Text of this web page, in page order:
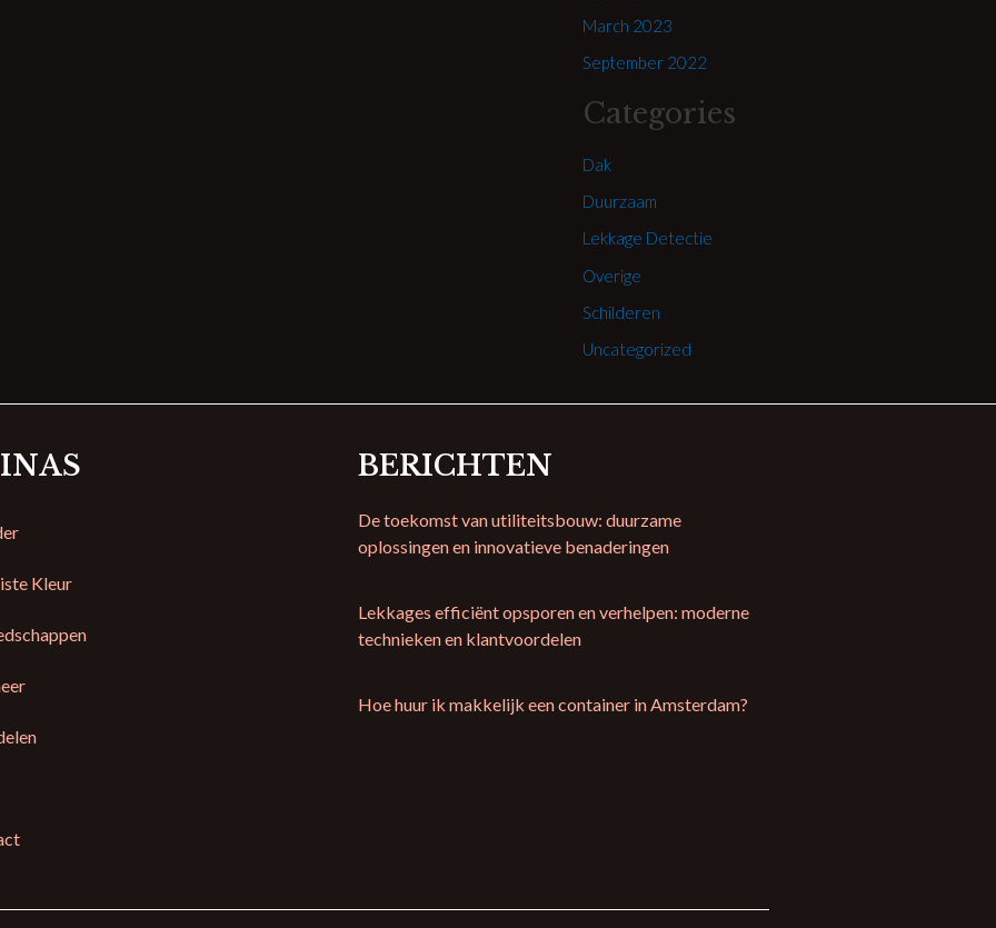
March 2023
September 2022
Categories
Dak
Duurzaam
Lekkage Detectie
Overige
Schilderen
Uncategorized
Kleur
BERICHTEN
De toekomst van utiliteitsbouw: duurzame
oplossingen en innovatieve benaderingen
Lekkages efficiënt opsporen en verhelpen: moderne
technieken en klantvoordelen
Hoe huur ik makkelijk een container in Amsterdam?